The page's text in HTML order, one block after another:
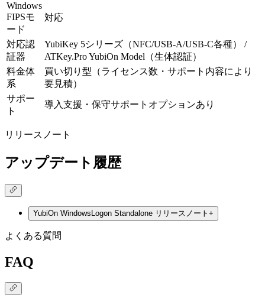
Windows
FIPSモ
ード
対応
対応認
証器
YubiKey 5シリーズ（NFC/USB-A/USB-C各種） /
ATKey.Pro YubiOn Model（生体認証）
料金体
系
買い切り型（ライセンス数・サポート内容により
要見積）
サポー
ト
導入支援・保守サポートオプションあり
リリースノート
アップデート履歴
YubiOn WindowsLogon Standalone リリースノート +
よくある質問
FAQ